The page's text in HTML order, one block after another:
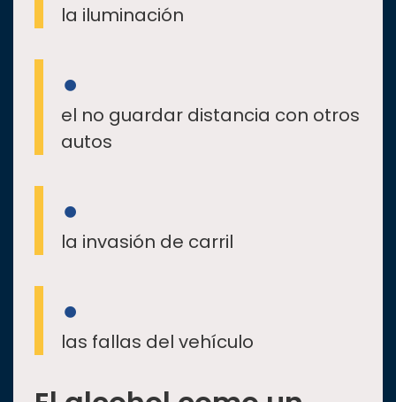
la iluminación
el no guardar distancia con otros
autos
la invasión de carril
las fallas del vehículo